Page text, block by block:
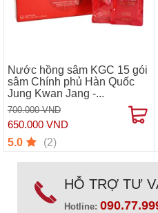
Nước hồng sâm KGC 15 gói
sâm Chính phủ Hàn Quốc
Jung Kwan Jang -...
700.000 VND
650.000 VND
5.0 (2)
HỖ TRỢ TƯ
Hotline: